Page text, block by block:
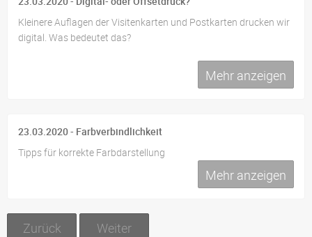
Kleinere Auflagen der Visitenkarten und Postkarten drucken wir
digital. Was bedeutet das?
Mehr anzeigen
23.03.2020 - Farbverbindlichkeit
Tipps für korrekte Farbdarstellung
Mehr anzeigen
Zurück Weiter